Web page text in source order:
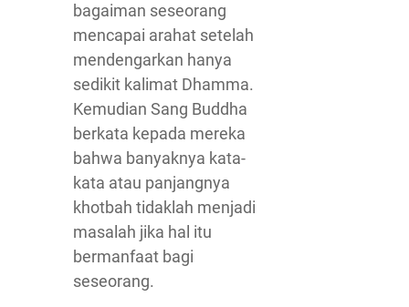
bagaiman seseorang
mencapai arahat setelah
mendengarkan hanya
sedikit kalimat Dhamma.
Kemudian Sang Buddha
berkata kepada mereka
bahwa banyaknya kata-
kata atau panjangnya
khotbah tidaklah menjadi
masalah jika hal itu
bermanfaat bagi
seseorang.